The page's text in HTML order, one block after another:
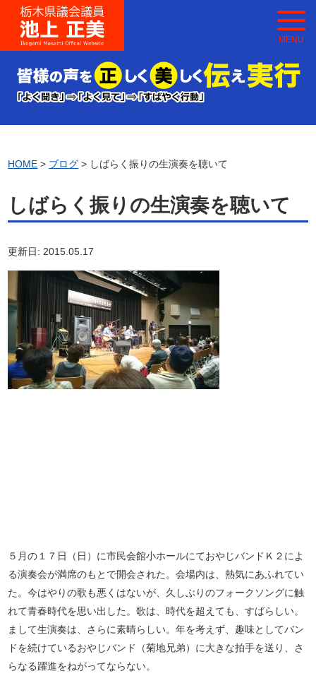
MENU
HOME > ブログ > しばらく振りの生演奏を聴いて
しばらく振りの生演奏を聴いて
更新日: 2015.05.17
５月の１７日（日）に市民会館小ホールにておやじバンドＫ２によ
る演奏会が満席のもとで開会された。会場内は、熱気にあふれてい
た。今はやりの歌も悪くはないが、久しぶりのフォークソングに触
れて青春時代を思い出した。歌は、時代を超えても、すばらしい。
まして生演奏は、さらに素晴らしい。年を考えず、趣味としてバン
ドを続けているおやじバンド（菊地兄弟）に大きな拍手を送り、さ
らなる躍進をねがってならない。